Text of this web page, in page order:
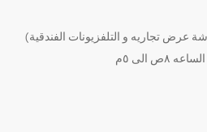
تجاريه و التلفزيونات الفندقية)
الى ٥م